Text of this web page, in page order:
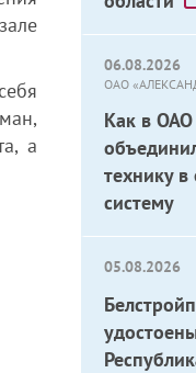
06.08.2026
ОАО
Как в ОАО
технику
систему
05.08.2026
а